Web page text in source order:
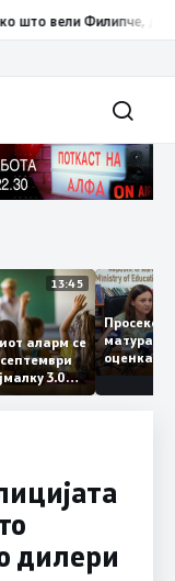
Филипче, денес со
13:45
аларм се
во септември
3.000
помалку
матура
дилери